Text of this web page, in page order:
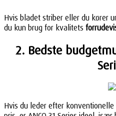
Hvis bladet striber eller du kører
du kun brug for kvalitets
2. Bedste
Hvis du leder efter